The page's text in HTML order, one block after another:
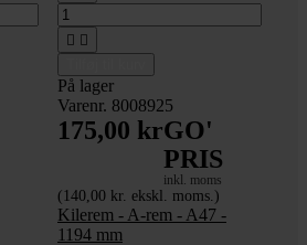
 
På lager
Varenr. 8008925
175,00 krGO'
PRIS
inkl. moms
(140,00 kr. ekskl. moms.)
Kilerem - A-rem - A47 -
1194 mm